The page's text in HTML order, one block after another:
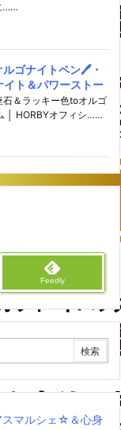
……
ゴナイトペン🖊・
ト＆パワーストー
＆ラッキー色toオルゴ
│ HORBYオフィシ……
Feedly
マルシェ☆＆心身